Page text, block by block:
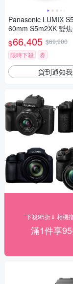
Panasonic LUMIX
60mm S5m2XK 變
貨 DC-S5M2XK
$66,405 $69,900
限時下殺
券
貨到通知我
下殺95折⇓ 相機
滿1件享